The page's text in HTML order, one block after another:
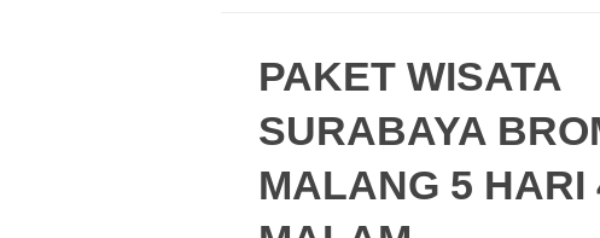
PAKET WISATA
SURABAYA
MALANG 5 HARI